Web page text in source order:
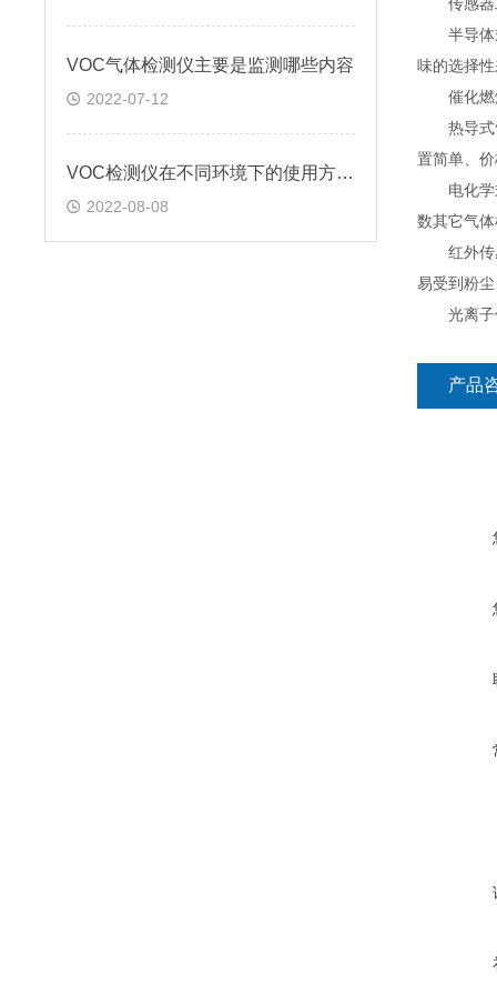
VOC气体检测仪主要是监测哪些内容
2022-07-12
VOC检测仪在不同环境下的使用方法?
2022-08-08
半导体式
味的选择
催化燃烧
热导式气
置简单、
电化学式
数其它气
红外传感
易受到粉
光离子传
产品